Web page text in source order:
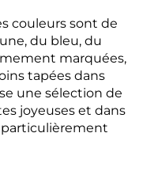
couleurs sont de
du bleu, du
marquées,
tapées dans
une sélection de
joyeuses et dans
particulièrement